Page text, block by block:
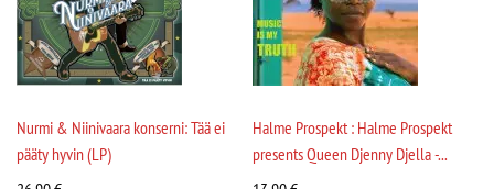
Nurmi & Niinivaara konserni: Tää ei
pääty hyvin (LP)
Halme Prospekt : Halme Prospekt
presents Queen Djenny Djella -...